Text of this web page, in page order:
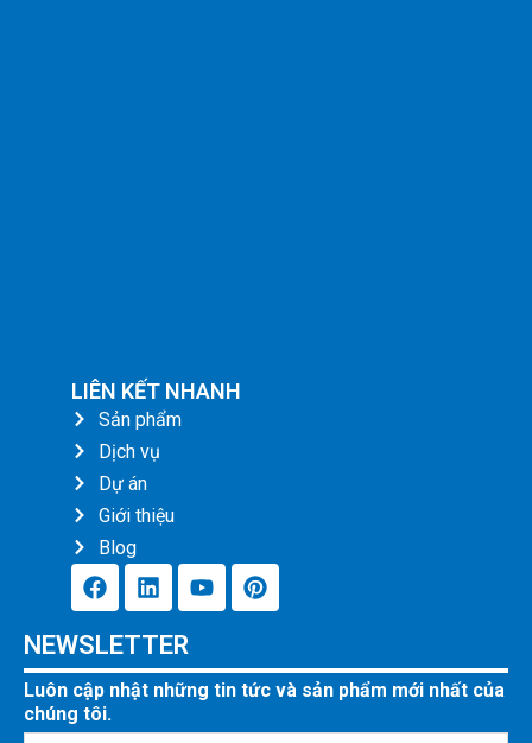
LIÊN KẾT NHANH
Sản phẩm
Dịch vụ
Dự án
Giới thiệu
Blog
F
a
e
b
o
o
L
i
k
e
d
Y
o
u
b
P
i
e
r
NEWSLETTER
Luôn cập nhật những tin tức và sản phẩm mới nhất của
chúng tôi.